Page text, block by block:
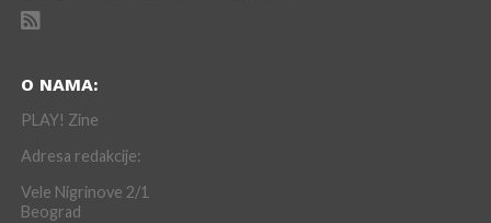
O NAMA:
PLAY! Zine
Adresa redakcije:
Vele Nigrinove 2/1
Beograd